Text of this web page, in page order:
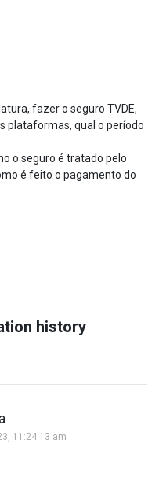
fazer o seguro TVDE,
plataformas, qual o período
o seguro é tratado pelo
é feito o pagamento do
history
11:24:13 am